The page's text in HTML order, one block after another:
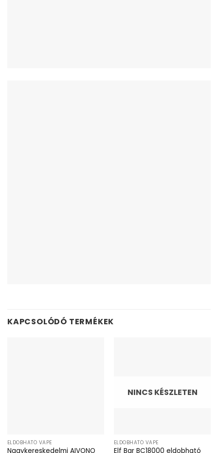
KAPCSOLÓDÓ TERMÉKEK
ELDOBHATÓ VAPE
Nagykereskedelmi AIVONO
NINCS KÉSZLETEN
ELDOBHATÓ VAPE
Elf Bar BC18000 eldobható